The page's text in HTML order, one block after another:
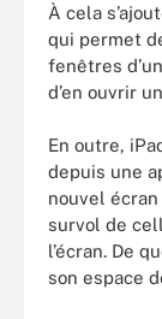
À cela
qui permet
fenêtres
d’en ouvrir
En outre,
depuis une
nouvel
survol de
l’écran. De
son espace